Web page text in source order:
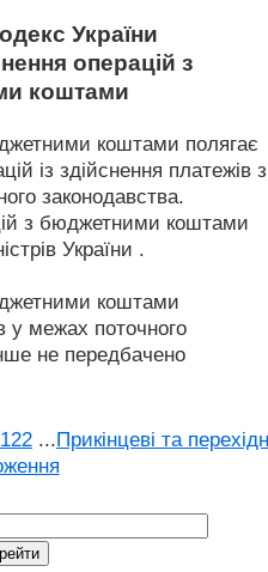
України
операцій з
коштами
коштами полягає
із здійснення платежів з
законодавства.
з бюджетними коштами
України .
коштами
у межах поточного
не передбачено
122 ...Прикінцеві та